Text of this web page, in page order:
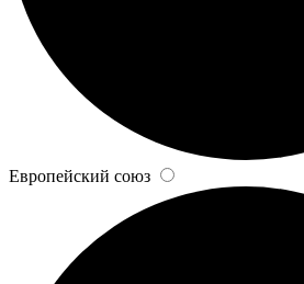
Европейский союз